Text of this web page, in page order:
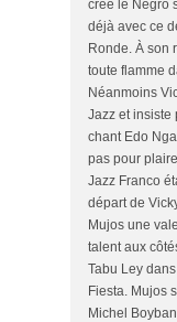
créé le Negro
déjà avec ce
Ronde. À son
toute flamme
Néanmoins
Jazz et insiste
chant Edo
pas pour
Jazz Franco
départ de
Mujos une
talent aux
Tabu Ley
Fiesta. Mujos
Michel